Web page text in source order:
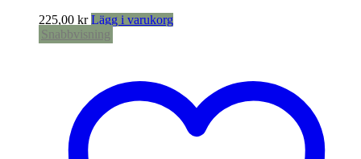
225,00 kr Lägg i varukorg
Snabbvisning